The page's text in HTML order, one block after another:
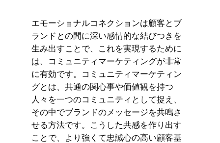
エモーショナルコネクションは顧客とブ
ランドとの間に深い感情的な結びつきを
生み出すことで、これを実現するために
は、コミュニティマーケティングが非常
に有効です。コミュニティマーケティン
グとは、共通の関心事や価値観を持つ
人々を一つのコミュニティとして捉え、
その中でブランドのメッセージを共鳴さ
せる方法です。こうした共感を作り出す
ことで、より強くて忠誠心の高い顧客基